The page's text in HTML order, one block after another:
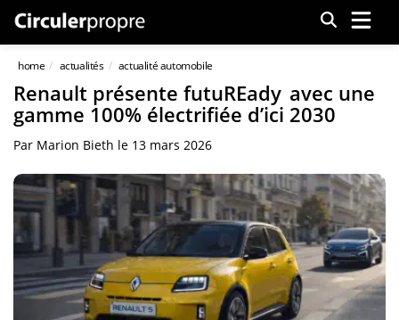
Menu
home actualités actualité automobile
Renault présente futuREady avec une
gamme 100% électrifiée d’ici 2030
Par Marion Bieth le 13 mars 2026